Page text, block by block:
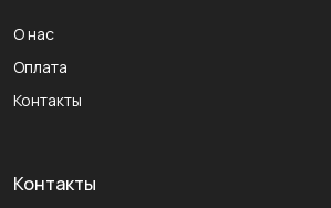
О нас
Оплата
Контакты
Контакты